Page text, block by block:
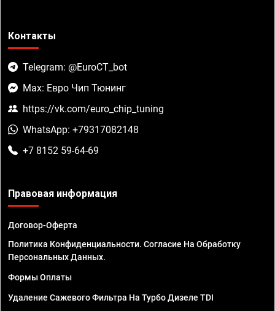
Контакты
Telegram: @EuroCT_bot
Max: Евро Чип Тюнинг
https://vk.com/euro_chip_tuning
WhatsApp: +79317082148
+7 8152 59-64-69
Правовая информация
Договор-Оферта
Политика Конфиденциальности. Согласие На Обработку
Персональных Данных.
Формы Оплаты
Удаление Сажевого Фильтра На Турбо Дизеле TDI